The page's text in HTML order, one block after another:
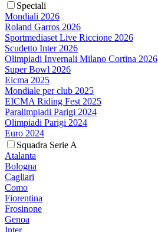
Speciali
Mondiali 2026
Roland Garros 2026
Sportmediaset Live Riccione 2026
Scudetto Inter 2026
Olimpiadi Invernali Milano Cortina 2026
Super Bowl 2026
Eicma 2025
Mondiale per club 2025
EICMA Riding Fest 2025
Paralimpiadi Parigi 2024
Olimpiadi Parigi 2024
Euro 2024
Squadra Serie A
Atalanta
Bologna
Cagliari
Como
Fiorentina
Frosinone
Genoa
Inter